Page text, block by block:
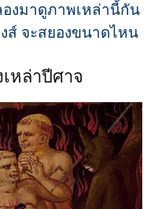
องมาดูภาพเหล่านี้กัน
ส์ จะสยองขนาดไหน
หล่าปีศาจ